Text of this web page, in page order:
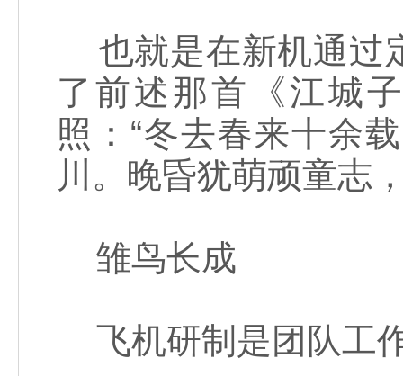
也就是在新机通过
了前述那首《江城
照：“冬去春来十余
川。晚昏犹萌顽童志
雏鸟长成
飞机研制是团队工